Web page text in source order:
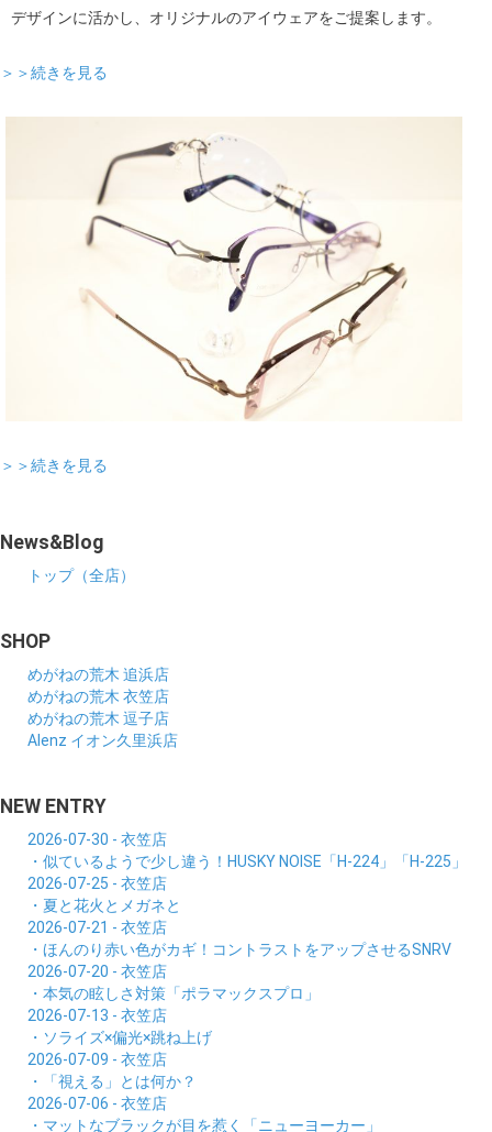
デザインに活かし、オリジナルのアイウェアをご提案します。
＞＞続きを見る
＞＞続きを見る
News&Blog
トップ（全店）
SHOP
めがねの荒木 追浜店
めがねの荒木 衣笠店
めがねの荒木 逗子店
Alenz イオン久里浜店
NEW ENTRY
2026-07-30 - 衣笠店
・似ているようで少し違う！HUSKY NOISE「H-224」「H-225」
2026-07-25 - 衣笠店
・夏と花火とメガネと
2026-07-21 - 衣笠店
・ほんのり赤い色がカギ！コントラストをアップさせるSNRV
2026-07-20 - 衣笠店
・本気の眩しさ対策「ポラマックスプロ」
2026-07-13 - 衣笠店
・ソライズ×偏光×跳ね上げ
2026-07-09 - 衣笠店
・「視える」とは何か？
2026-07-06 - 衣笠店
・マットなブラックが目を惹く「ニューヨーカー」